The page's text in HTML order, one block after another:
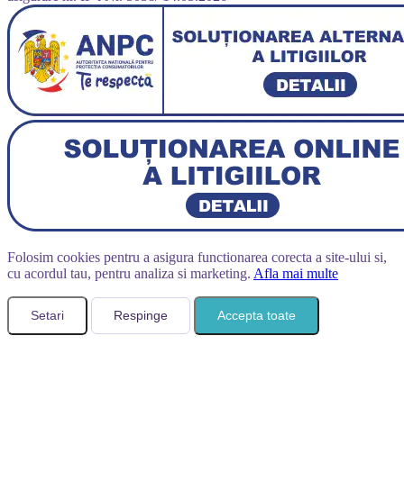
Folosim cookies pentru a asigura functionarea corecta a site-ului si,
cu acordul tau, pentru analiza si marketing. Afla mai multe
Setari Respinge Accepta toate